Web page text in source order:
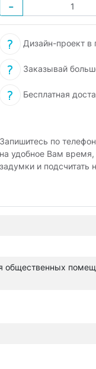
−
Дизайн-проект в
Заказывай
Бесплатная
Запишитесь по
на удобное Вам
задумки и подсчитать
общественных